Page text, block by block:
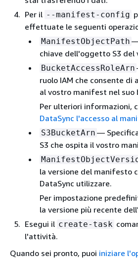
Per il --manifest-config
effettuate le seguenti
ManifestObjectPath —
chiave dell'oggetto S3
BucketAccessRoleArn
ruolo IAM che consente di
al vostro manifest nel suo
Per ulteriori informazioni,
DataSync l'accesso al
S3BucketArn —
S3 che ospita il vostro
la versione del manifesto
DataSync utilizzare.
Per impostazione
la versione più recente
Esegui il create-task
l'attività.
Quando sei pronto, puoi iniziare